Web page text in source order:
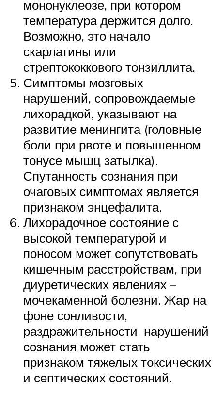
мононуклеозе, при котором
температура держится долго.
Возможно, это начало
скарлатины или
стрептококкового тонзиллита.
Симптомы мозговых
нарушений, сопровождаемые
лихорадкой, указывают на
развитие менингита (головные
боли при рвоте и повышенном
тонусе мышц затылка).
Спутанность сознания при
очаговых симптомах является
признаком энцефалита.
Лихорадочное состояние с
высокой температурой и
поносом может сопутствовать
кишечным расстройствам, при
диуретических явлениях –
мочекаменной болезни. Жар на
фоне сонливости,
раздражительности, нарушений
сознания может стать
признаком тяжелых токсических
и септических состояний.